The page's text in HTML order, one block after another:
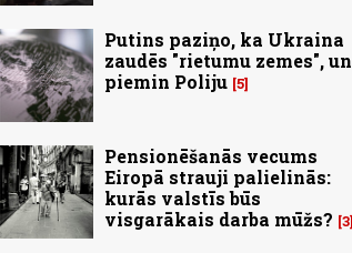
Putins paziņo, ka Ukraina
zaudēs "rietumu zemes", un
piemin Poliju 5
Pensionēšanās vecums
Eiropā strauji palielinās:
kurās valstīs būs
visgarākais darba mūžs? 3